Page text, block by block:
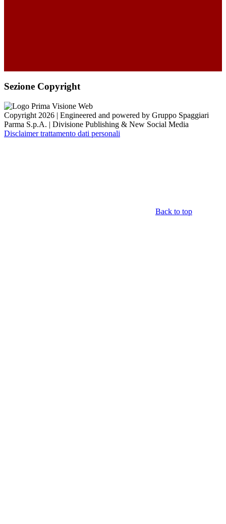
Sezione Copyright
Copyright 2026 | Engineered and powered by Gruppo Spaggiari
Parma S.p.A. | Divisione Publishing & New Social Media
Disclaimer trattamento dati personali
Back to top